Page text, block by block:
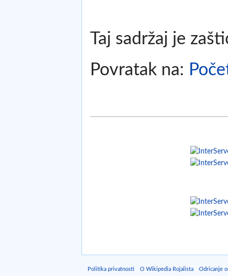
Taj sadržaj je
Povratak na:
Politika privatnosti O Wikipedia Rojalista Odricanje